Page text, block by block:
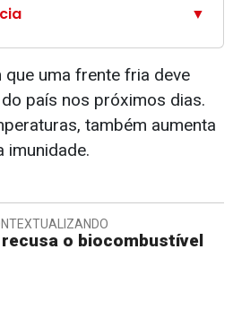
▼
uma frente fria deve
país nos próximos dias.
também aumenta
imunidade.
recusa o biocombustível